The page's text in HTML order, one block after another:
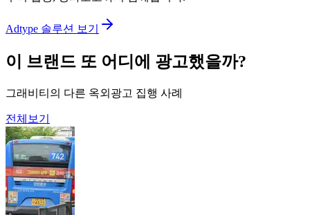
Adtype 솔루션 보기
이 브랜드 또 어디에 광고했을까?
그래비티의 다른 옥외광고 집행 사례
전체보기